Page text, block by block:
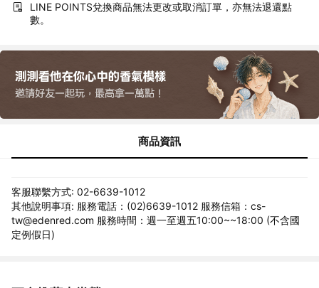
LINE POINTS兌換商品無法更改或取消訂單，亦無法退還點
數。
商品資訊
客服聯繫方式: 02-6639-1012
其他說明事項: 服務電話：(02)6639-1012 服務信箱：cs-
tw@edenred.com 服務時間：週一至週五10:00~~18:00 (不含國
定例假日)